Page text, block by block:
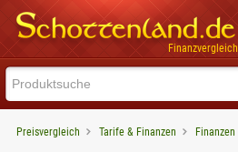
Finanzvergleich
Preisvergleich Tarife & Finanzen Finanzen